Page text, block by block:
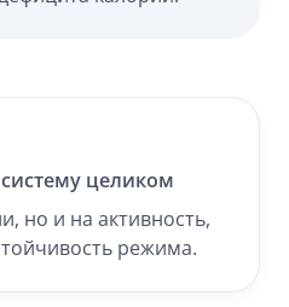
целиком
но и на активность,
режима.